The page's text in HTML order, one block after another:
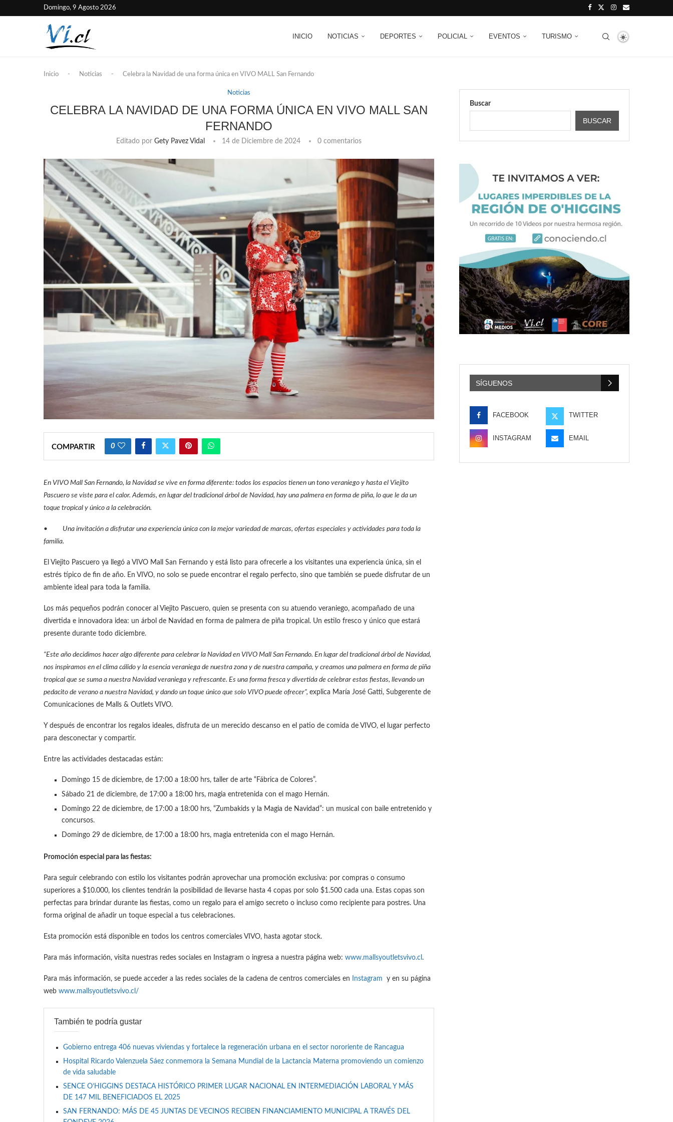
Domingo, 9 Agosto 2026
INICIO NOTICIAS DEPORTES POLICIAL EVENTOS TURISMO
Inicio - Noticias - Celebra la Navidad de una forma única en VIVO MALL San Fernando
Noticias
CELEBRA LA NAVIDAD DE UNA FORMA ÚNICA EN VIVO MALL SAN
FERNANDO
Editado por Gety Pavez Vidal 14 de Diciembre de 2024 0 comentarios
COMPARTIR 0
En VIVO Mall San Fernando, la Navidad se vive en forma diferente: todos los espacios tienen un tono veraniego y hasta el Viejito
Pascuero se viste para el calor. Además, en lugar del tradicional árbol de Navidad, hay una palmera en forma de piña, lo que le da un
toque tropical y único a la celebración.
• Una invitación a disfrutar una experiencia única con la mejor variedad de marcas, ofertas especiales y actividades para toda la
familia.
El Viejito Pascuero ya llegó a VIVO Mall San Fernando y está listo para ofrecerle a los visitantes una experiencia única, sin el
estrés típico de fin de año. En VIVO, no solo se puede encontrar el regalo perfecto, sino que también se puede disfrutar de un
ambiente ideal para toda la familia.
Los más pequeños podrán conocer al Viejito Pascuero, quien se presenta con su atuendo veraniego, acompañado de una
divertida e innovadora idea: un árbol de Navidad en forma de palmera de piña tropical. Un estilo fresco y único que estará
presente durante todo diciembre.
“Este año decidimos hacer algo diferente para celebrar la Navidad en VIVO Mall San Fernando. En lugar del tradicional árbol de Navidad,
nos inspiramos en el clima cálido y la esencia veraniega de nuestra zona y de nuestra campaña, y creamos una palmera en forma de piña
tropical que se suma a nuestra Navidad veraniega y refrescante. Es una forma fresca y divertida de celebrar estas fiestas, llevando un
pedacito de verano a nuestra Navidad, y dando un toque único que solo VIVO puede ofrecer”, explica María José Gatti, Subgerente de
Comunicaciones de Malls & Outlets VIVO.
Y después de encontrar los regalos ideales, disfruta de un merecido descanso en el patio de comida de VIVO, el lugar perfecto
para desconectar y compartir.
Entre las actividades destacadas están:
Domingo 15 de diciembre, de 17:00 a 18:00 hrs, taller de arte “Fábrica de Colores”.
Sábado 21 de diciembre, de 17:00 a 18:00 hrs, magia entretenida con el mago Hernán.
Domingo 22 de diciembre, de 17:00 a 18:00 hrs, “Zumbakids y la Magia de Navidad”: un musical con baile entretenido y
concursos.
Domingo 29 de diciembre, de 17:00 a 18:00 hrs, magia entretenida con el mago Hernán.
Promoción especial para las fiestas:
Para seguir celebrando con estilo los visitantes podrán aprovechar una promoción exclusiva: por compras o consumo
superiores a $10.000, los clientes tendrán la posibilidad de llevarse hasta 4 copas por solo $1.500 cada una. Estas copas son
perfectas para brindar durante las fiestas, como un regalo para el amigo secreto o incluso como recipiente para postres. Una
forma original de añadir un toque especial a tus celebraciones.
Esta promoción está disponible en todos los centros comerciales VIVO, hasta agotar stock.
Para más información, visita nuestras redes sociales en Instagram o ingresa a nuestra página web: www.mallsyoutletsvivo.cl .
Para más información, se puede acceder a las redes sociales de la cadena de centros comerciales en Instagram y en su página
web www.mallsyoutletsvivo.cl/
También te podría gustar
Gobierno entrega 406 nuevas viviendas y fortalece la regeneración urbana en el sector nororiente de Rancagua
Hospital Ricardo Valenzuela Sáez conmemora la Semana Mundial de la Lactancia Materna promoviendo un comienzo
de vida saludable
SENCE O’HIGGINS DESTACA HISTÓRICO PRIMER LUGAR NACIONAL EN INTERMEDIACIÓN LABORAL Y MÁS
DE 147 MIL BENEFICIADOS EL 2025
SAN FERNANDO: MÁS DE 45 JUNTAS DE VECINOS RECIBEN FINANCIAMIENTO MUNICIPAL A TRAVÉS DEL
Buscar
BUSCAR
SÍGUENOS
FACEBOOK TWITTER
INSTAGRAM EMAIL